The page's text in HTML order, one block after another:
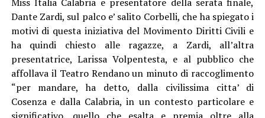
Dante Zardi, sul palco e’ salito Corbelli, che ha spiegato i
motivi di questa iniziativa del Movimento Diritti Civili e
ha quindi chiesto alle ragazze, a Zardi, all’altra
presentatrice, Larissa Volpentesta, e al pubblico che
affollava il Teatro Rendano un minuto di raccoglimento
“per mandare, ha detto, dalla civilissima citta’ di
Cosenza e dalla Calabria, in un contesto particolare e